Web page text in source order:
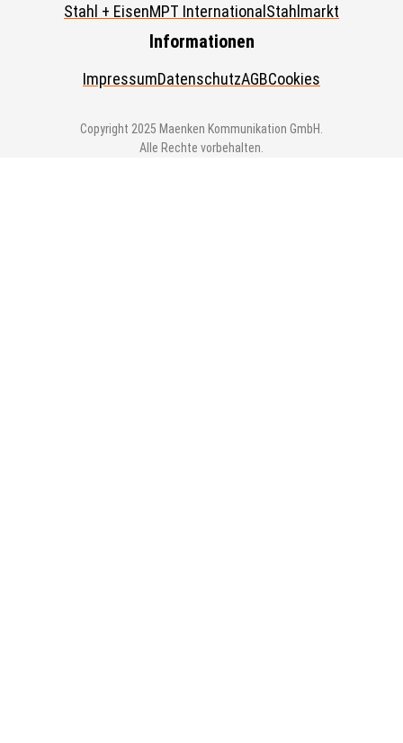
Stahl + EisenMPT InternationalStahlmarkt
Informationen
ImpressumDatenschutzAGBCookies
Copyright 2025 Maenken Kommunikation GmbH.
Alle Rechte vorbehalten.